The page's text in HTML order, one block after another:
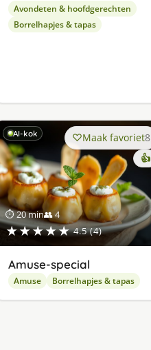
Avondeten & hoofdgerechten
Borrelhapjes & tapas
AI-kok
⏱ 20 min👥 4
★★★★★ 4.5 (4)
Maak favoriet8
👍
Amuse-special
Amuse Borrelhapjes & tapas